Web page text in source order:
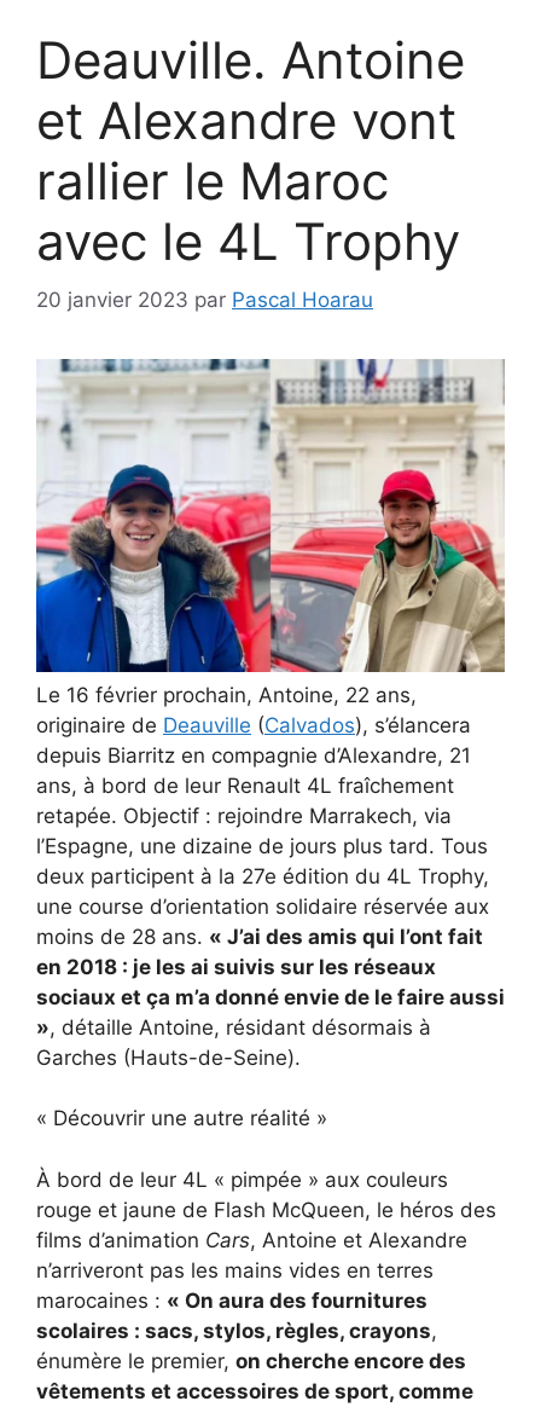
Deauville. Antoine
et Alexandre vont
rallier le Maroc
avec le 4L Trophy
20 janvier 2023 par Pascal Hoarau
Le 16 février prochain, Antoine, 22 ans,
originaire de Deauville (Calvados), s’élancera
depuis Biarritz en compagnie d’Alexandre, 21
ans, à bord de leur Renault 4L fraîchement
retapée. Objectif : rejoindre Marrakech, via
l’Espagne, une dizaine de jours plus tard. Tous
deux participent à la 27e édition du 4L Trophy,
une course d’orientation solidaire réservée aux
moins de 28 ans. « J’ai des amis qui l’ont fait
en 2018 : je les ai suivis sur les réseaux
sociaux et ça m’a donné envie de le faire aussi
», détaille Antoine, résidant désormais à
Garches (Hauts-de-Seine).
« Découvrir une autre réalité »
À bord de leur 4L « pimpée » aux couleurs
rouge et jaune de Flash McQueen, le héros des
films d’animation Cars, Antoine et Alexandre
n’arriveront pas les mains vides en terres
marocaines : « On aura des fournitures
scolaires : sacs, stylos, règles, crayons,
énumère le premier, on cherche encore des
vêtements et accessoires de sport, comme